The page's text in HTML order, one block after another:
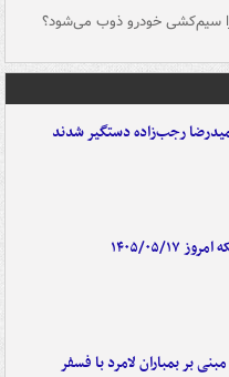
سیم‌کشی خودرو ذوب می‌شود؟
۰۵/۱۷
بر بمباران لامرد با فسفر